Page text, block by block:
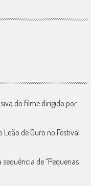
do filme dirigido por
de Ouro no Festival
de “Pequenas